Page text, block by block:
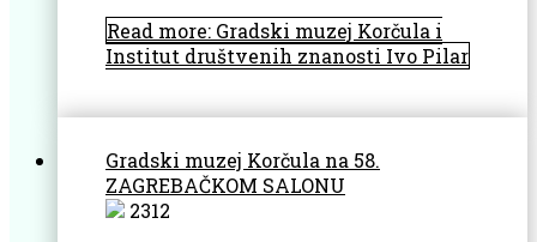
Read more: Gradski muzej Korčula i
Institut društvenih znanosti Ivo Pilar
Gradski muzej Korčula na 58.
ZAGREBAČKOM SALONU
2312